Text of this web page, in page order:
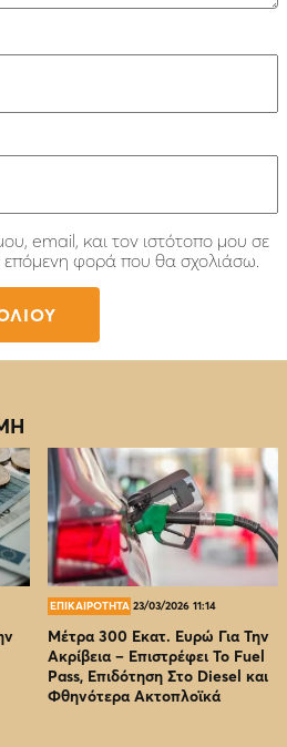
email, και τον ιστότοπο μου σε
επόμενη φορά που θα σχολιάσω.
ΕΠΙΚΑΙΡΟΤΗΤΑ 23/03/2026 11:14
Μέτρα 300 Εκατ. Ευρώ Για Την
Ακρίβεια – Επιστρέφει Το Fuel
Pass, Επιδότηση Στο Diesel και
Φθηνότερα Ακτοπλοϊκά